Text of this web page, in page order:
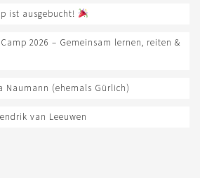
ist ausgebucht!
2026 – Gemeinsam lernen, reiten &
Naumann (ehemals Gürlich)
van Leeuwen